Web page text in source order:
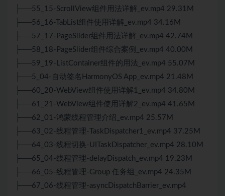
├──55_15-ScrollView组件用法详解_ev.mp4 29.31M
├──56_16-TabList组件使用详解_ev.mp4 34.16M
├──57_17-PageSlider组件用法详解_ev.mp4 42.74M
├──58_18-PageSlider组件综合案例_ev.mp4 40.00M
├──59_19-ListContainer组件的用法_ev.mp4 55.07M
├──5_04-自动签名HarmonyOS App_ev.mp4 21.48M
├──60_20-WebView组件使用详解1_ev.mp4 34.80M
├──61_21-WebView组件使用详解2_ev.mp4 41.65M
├──62_01-鸿蒙线程管理介绍_ev.mp4 25.57M
├──63_02-线程管理-TaskDispatcher1_ev.mp4 37.25M
├──64_03-线程切换-UITaskDispatcher_ev.mp4 28.10M
├──65_04-线程管理-delayDispatch_ev.mp4 19.23M
├──66_05-线程管理-Group 任务组_ev.mp4 24.35M
├──67_06-线程管理-asyncDispatchBarrier_ev.mp4